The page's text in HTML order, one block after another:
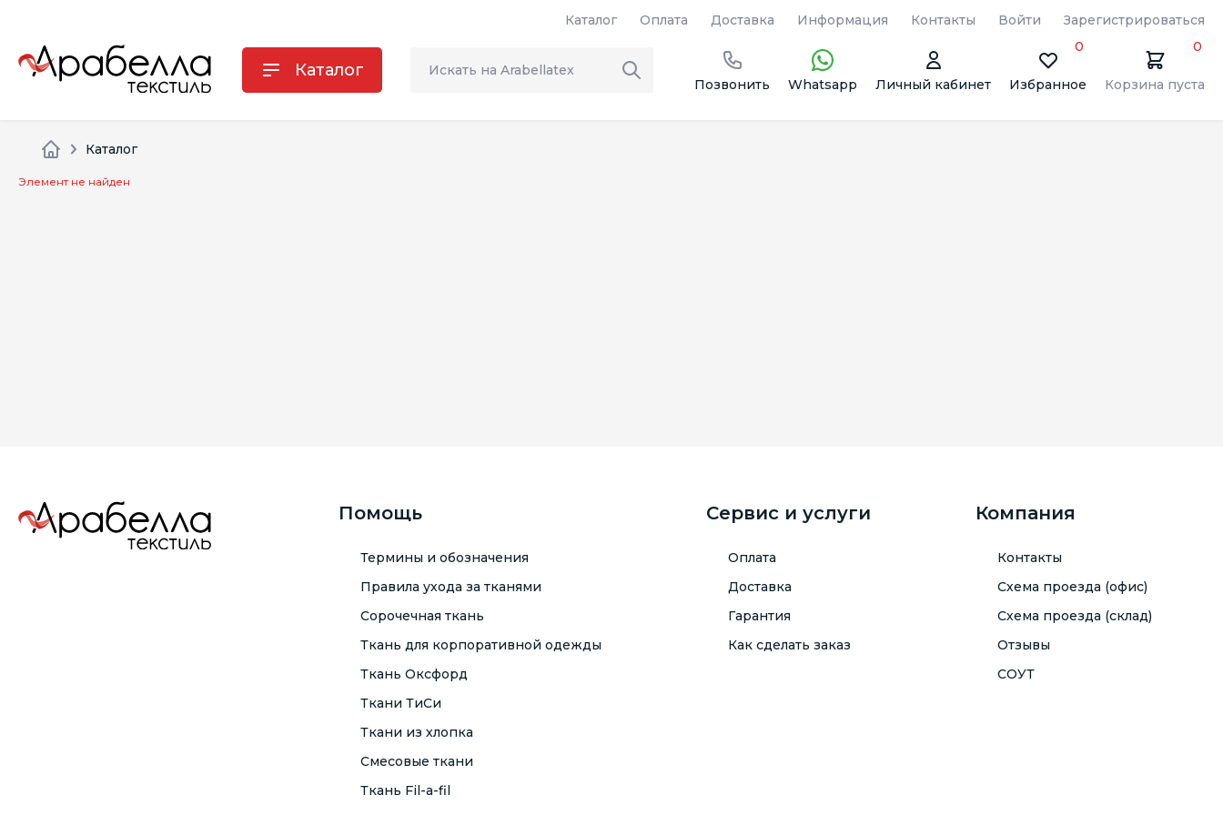
Каталог Оплата Доставка Информация Контакты Войти Зарегистрироваться
Каталог
Позвонить Whatsapp Личный кабинет Избранное
0
Корзина пуста
0
Каталог
Элемент не найден
Помощь
Термины и обозначения
Правила ухода за тканями
Сорочечная ткань
Ткань для корпоративной одежды
Ткань Оксфорд
Ткани ТиСи
Ткани из хлопка
Смесовые ткани
Ткань Fil-a-fil
Сервис и услуги
Оплата
Доставка
Гарантия
Как сделать заказ
Компания
Контакты
Схема проезда (офис)
Схема проезда (склад)
Отзывы
СОУТ